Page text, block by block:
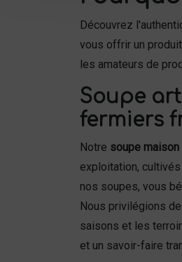
Découvrez
vous offrir un
les amateurs de
Soupe
fermiers
Notre soupe maison
exploitation,
nos soupes, vous
Nous privilégions
saisons et les
et un savoir-faire